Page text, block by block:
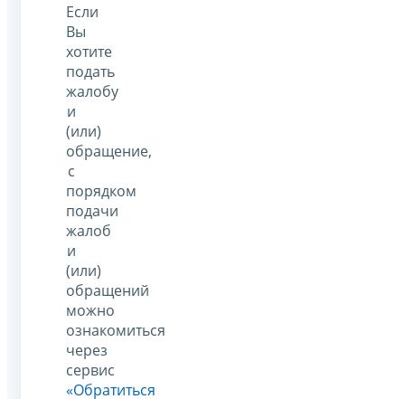
Если
Вы
хотите
подать
жалобу
и
(или)
обращение,
с
порядком
подачи
жалоб
и
(или)
обращений
можно
ознакомиться
через
сервис
«Обратиться